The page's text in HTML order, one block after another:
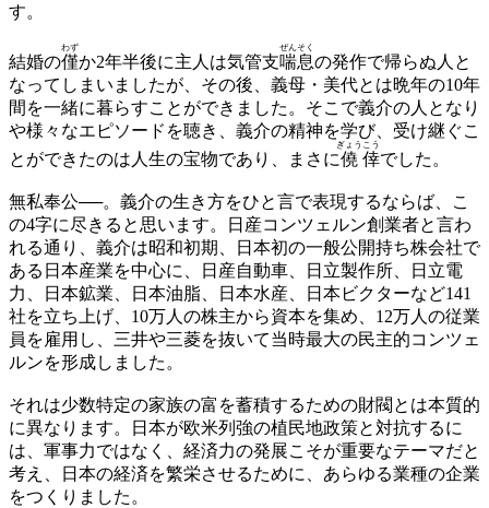
す。
結婚の僅
わず
か2年半後に主人は気管支喘
ぜん
息
そく
の発作で帰らぬ人と
なってしまいましたが、その後、義母・美代とは晩年の10年
間を一緒に暮らすことができました。そこで義介の人となり
や様々なエピソードを聴き、義介の精神を学び、受け継ぐこ
とができたのは人生の宝物であり、まさに僥
ぎょう
倖
こう
でした。
無私奉公──。義介の生き方をひと言で表現するならば、こ
の4字に尽きると思います。日産コンツェルン創業者と言わ
れる通り、義介は昭和初期、日本初の一般公開持ち株会社で
ある日本産業を中心に、日産自動車、日立製作所、日立電
力、日本鉱業、日本油脂、日本水産、日本ビクターなど141
社を立ち上げ、10万人の株主から資本を集め、12万人の従業
員を雇用し、三井や三菱を抜いて当時最大の民主的コンツェ
ルンを形成しました。
それは少数特定の家族の富を蓄積するための財閥とは本質的
に異なります。日本が欧米列強の植民地政策と対抗するに
は、軍事力ではなく、経済力の発展こそが重要なテーマだと
考え、日本の経済を繁栄させるために、あらゆる業種の企業
をつくりました。